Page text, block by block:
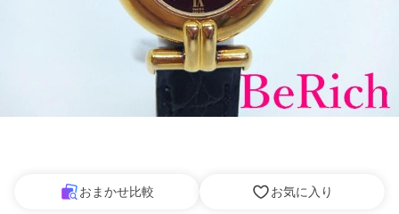
おまかせ比較 お気に入り